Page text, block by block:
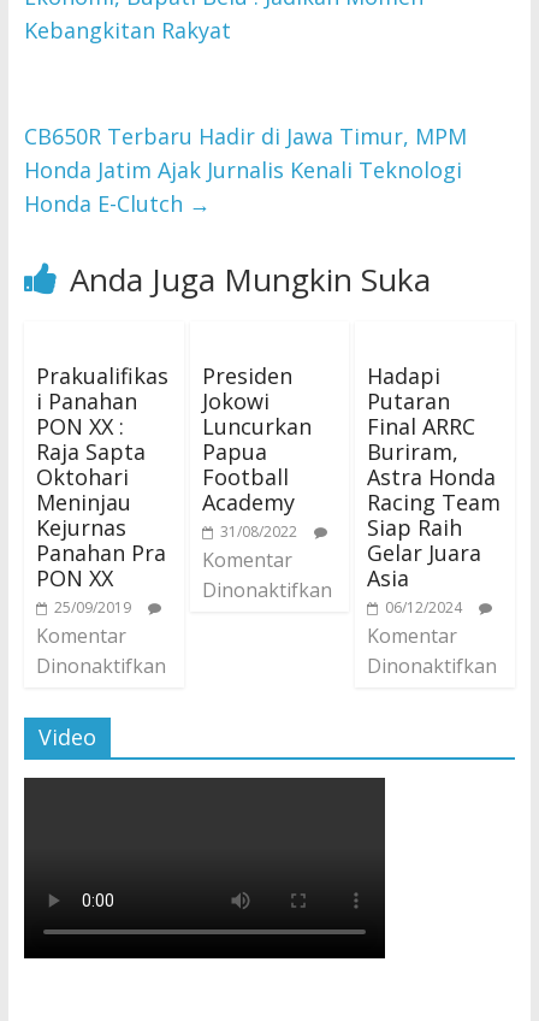
Kebangkitan Rakyat
CB650R Terbaru Hadir di Jawa Timur, MPM
Honda Jatim Ajak Jurnalis Kenali Teknologi
Honda E-Clutch →
Anda Juga Mungkin Suka
Prakualifikas
i Panahan
PON XX :
Raja Sapta
Oktohari
Meninjau
Kejurnas
Panahan Pra
PON XX
25/09/2019
Komentar
Dinonaktifkan
Presiden
Jokowi
Luncurkan
Papua
Football
Academy
31/08/2022
Komentar
Dinonaktifkan
Hadapi
Putaran
Final ARRC
Buriram,
Astra Honda
Racing Team
Siap Raih
Gelar Juara
Asia
06/12/2024
Komentar
Dinonaktifkan
Video